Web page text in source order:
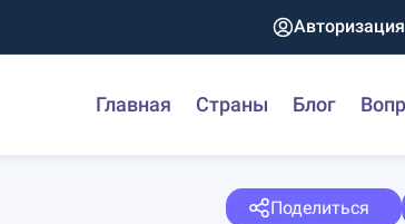
Авторизация
Главная Страны Блог
Поделиться